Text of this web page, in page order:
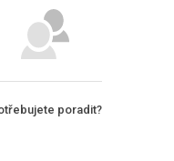
poradit?